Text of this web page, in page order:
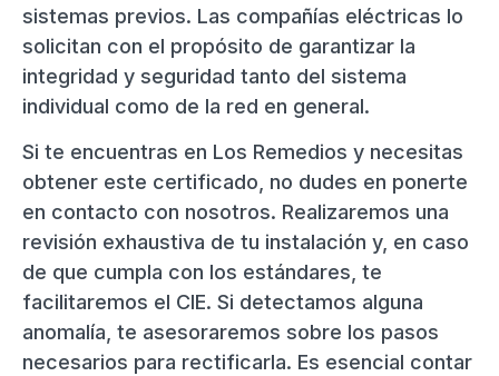
sistemas previos. Las compañías eléctricas lo
solicitan con el propósito de garantizar la
integridad y seguridad tanto del sistema
individual como de la red en general.
Si te encuentras en Los Remedios y necesitas
obtener este certificado, no dudes en ponerte
en contacto con nosotros. Realizaremos una
revisión exhaustiva de tu instalación y, en caso
de que cumpla con los estándares, te
facilitaremos el CIE. Si detectamos alguna
anomalía, te asesoraremos sobre los pasos
necesarios para rectificarla. Es esencial contar